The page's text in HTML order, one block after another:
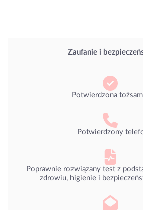
Zaufanie i
Potwierdzona
Potwierdzony
Poprawnie rozwiązany test z
zdrowiu, higienie i